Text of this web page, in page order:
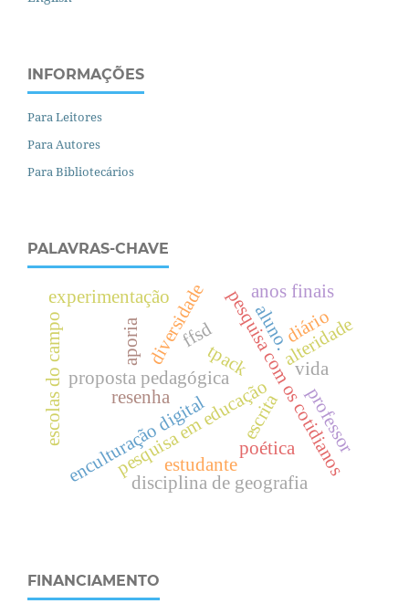
INFORMAÇÕES
Para Leitores
Para Autores
Para Bibliotecários
PALAVRAS-CHAVE
proposta pedagógica
enculturação digital
pesquisa em educação
escrita
pesquisa com os cotidianos
diversidadetpack alteridade
poética
escolas do campo ffsd
vida
experimentação
professor
aluno.
resenha
estudante
diário
disciplina de geografia
aporia
anos finais
FINANCIAMENTO